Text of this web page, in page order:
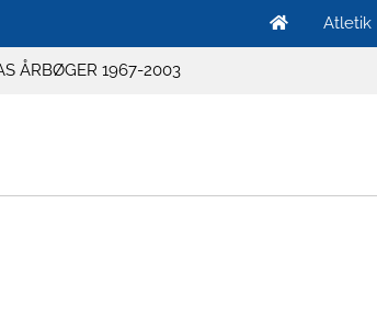
Atletik
ÅRBØGER 1967-2003